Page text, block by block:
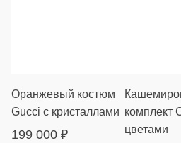
Оранжевый костюм
Gucci с кристаллами
199 000 ₽
комплект
цветами